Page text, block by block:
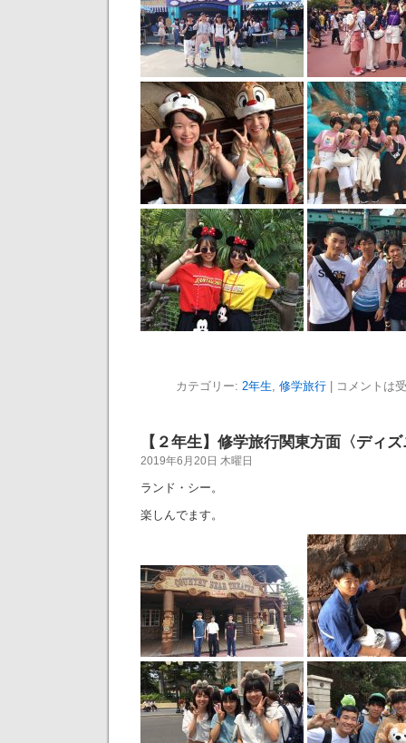
カテゴリー: 2年生, 修学旅行 コメントは
【２年生】修学旅行関東方面〈ディ
2019年6月20日 木曜日
ランド・シー。
楽しんでます。